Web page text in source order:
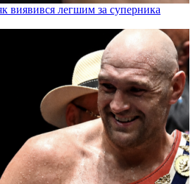
виявився легшим за суперника